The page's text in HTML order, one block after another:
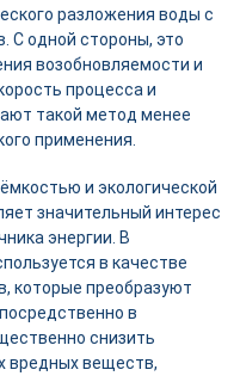
разложения воды с
С одной стороны, это
возобновляемости и
процесса и
такой метод менее
применения.
и экологической
значительный интерес
энергии. В
в качестве
которые преобразуют
в
снизить
вредных веществ,